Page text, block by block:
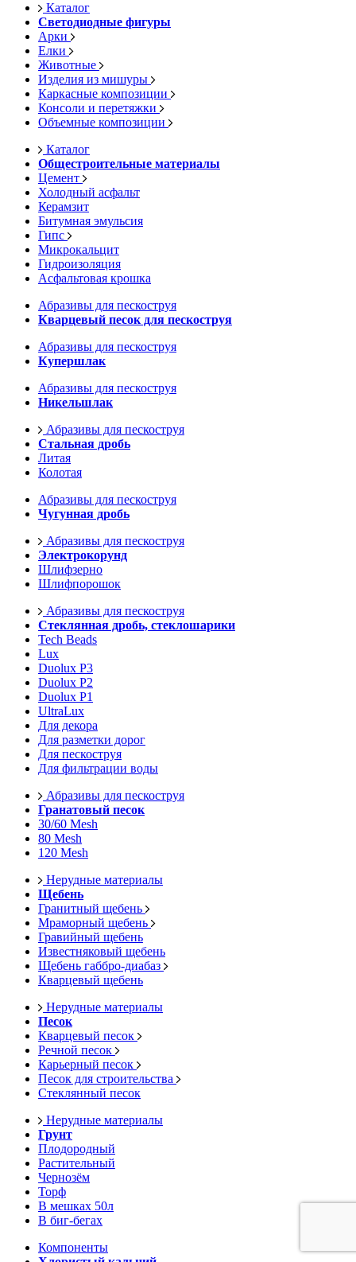
Каталог
Светодиодные фигуры
Арки
Елки
Животные
Изделия из мишуры
Каркасные композиции
Консоли и перетяжки
Объемные композиции
Каталог
Общестроительные материалы
Цемент
Холодный асфальт
Керамзит
Битумная эмульсия
Гипс
Микрокальцит
Гидроизоляция
Асфальтовая крошка
Абразивы для пескоструя
Кварцевый песок для пескоструя
Абразивы для пескоструя
Купершлак
Абразивы для пескоструя
Никельшлак
Абразивы для пескоструя
Стальная дробь
Литая
Колотая
Абразивы для пескоструя
Чугунная дробь
Абразивы для пескоструя
Электрокорунд
Шлифзерно
Шлифпорошок
Абразивы для пескоструя
Стеклянная дробь, стеклошарики
Tech Beads
Lux
Duolux P3
Duolux P2
Duolux P1
UltraLux
Для декора
Для разметки дорог
Для пескоструя
Для фильтрации воды
Абразивы для пескоструя
Гранатовый песок
30/60 Mesh
80 Mesh
120 Mesh
Нерудные материалы
Щебень
Гранитный щебень
Мраморный щебень
Гравийный щебень
Известняковый щебень
Щебень габбро-диабаз
Кварцевый щебень
Нерудные материалы
Песок
Кварцевый песок
Речной песок
Карьерный песок
Песок для строительства
Стеклянный песок
Нерудные материалы
Грунт
Плодородный
Растительный
Чернозём
Торф
В мешках 50л
В биг-бегах
Компоненты